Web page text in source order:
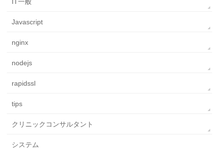
Javascript
nginx
nodejs
rapidssl
tips
クリニックコンサルタント
システム